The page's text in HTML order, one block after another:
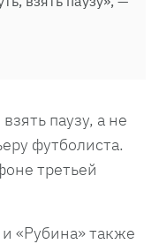
паузу, а не
футболиста.
третьей
«Рубина» также